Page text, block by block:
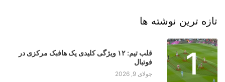
تازه ترین نوشته ها
1
قلب تیم: ۱۲ ویژگی کلیدی یک هافبک مرکزی در
فوتبال
جولای 9, 2026